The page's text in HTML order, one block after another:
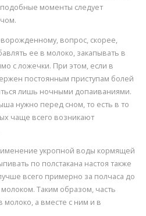
подобные моменты следует
вопрос, скорее,
ее в молоко, закапывать в
с ложечки. При этом, если в
постоянным приступам болей
лишь ночными допаиваниями.
нужно перед сном, то есть в то
чаще всего возникают
укропной воды кормящей
по полстакана настоя также
всего примерно за полчаса до
Таким образом, часть
молоко, а вместе с ним и в